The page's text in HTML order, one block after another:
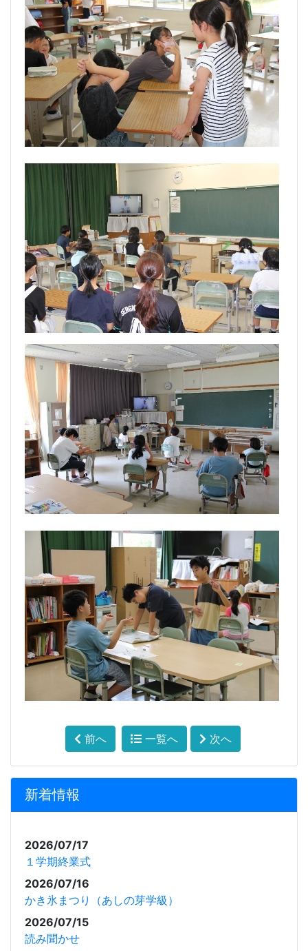
前へ 一覧へ 次へ
新着情報
2026/07/17
１学期終業式
2026/07/16
かき氷まつり（あしの芽学級）
2026/07/15
読み聞かせ